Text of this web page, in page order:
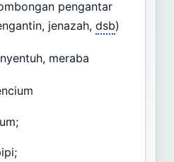
pengantar
jenazah, dsb)
meraba